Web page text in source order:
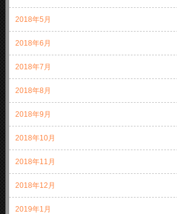
2018年5月
2018年6月
2018年7月
2018年8月
2018年9月
2018年10月
2018年11月
2018年12月
2019年1月